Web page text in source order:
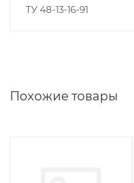
ТУ 48-13-16-91
Похожие товары